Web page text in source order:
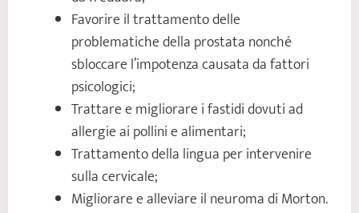
Favorire il trattamento delle
problematiche della prostata nonché
sbloccare l’impotenza causata da fattori
psicologici;
Trattare e migliorare i fastidi dovuti ad
allergie ai pollini e alimentari;
Trattamento della lingua per intervenire
sulla cervicale;
Migliorare e alleviare il neuroma di Morton.